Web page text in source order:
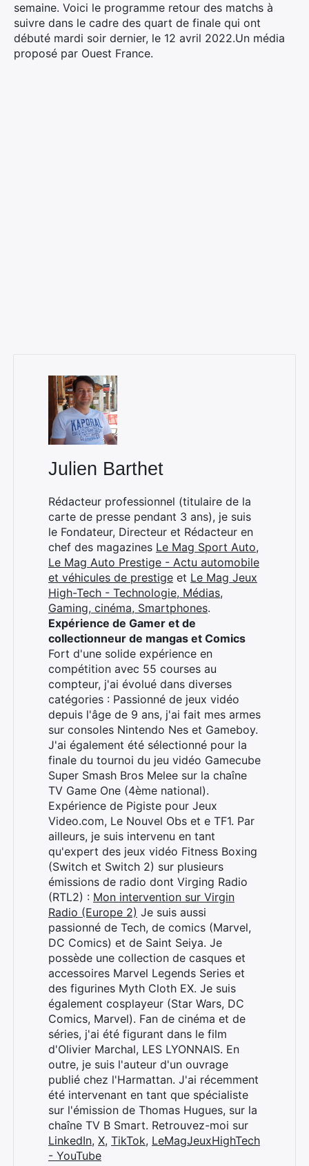
semaine. Voici le programme retour des matchs à
suivre dans le cadre des quart de finale qui ont
débuté mardi soir dernier, le 12 avril 2022.Un média
proposé par Ouest France.
Julien Barthet
Rédacteur professionnel (titulaire de la
carte de presse pendant 3 ans), je suis
le Fondateur, Directeur et Rédacteur en
chef des magazines Le Mag Sport Auto,
Le Mag Auto Prestige - Actu automobile
et véhicules de prestige et Le Mag Jeux
High-Tech - Technologie, Médias,
Gaming, cinéma, Smartphones.
Expérience de Gamer et de
collectionneur de mangas et Comics
Fort d'une solide expérience en
compétition avec 55 courses au
compteur, j'ai évolué dans diverses
catégories : Passionné de jeux vidéo
depuis l'âge de 9 ans, j'ai fait mes armes
sur consoles Nintendo Nes et Gameboy.
J'ai également été sélectionné pour la
finale du tournoi du jeu vidéo Gamecube
Super Smash Bros Melee sur la chaîne
TV Game One (4ème national).
Expérience de Pigiste pour Jeux
Video.com, Le Nouvel Obs et e TF1. Par
ailleurs, je suis intervenu en tant
qu'expert des jeux vidéo Fitness Boxing
(Switch et Switch 2) sur plusieurs
émissions de radio dont Virging Radio
(RTL2) : Mon intervention sur Virgin
Radio (Europe 2) Je suis aussi
passionné de Tech, de comics (Marvel,
DC Comics) et de Saint Seiya. Je
possède une collection de casques et
accessoires Marvel Legends Series et
des figurines Myth Cloth EX. Je suis
également cosplayeur (Star Wars, DC
Comics, Marvel). Fan de cinéma et de
séries, j'ai été figurant dans le film
d'Olivier Marchal, LES LYONNAIS. En
outre, je suis l'auteur d'un ouvrage
publié chez l'Harmattan. J'ai récemment
été intervenant en tant que spécialiste
sur l'émission de Thomas Hugues, sur la
chaîne TV B Smart. Retrouvez-moi sur
LinkedIn, X, TikTok, LeMagJeuxHighTech
- YouTube